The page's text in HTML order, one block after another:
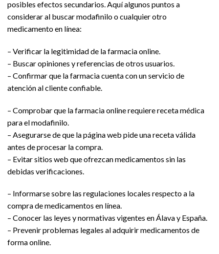
posibles efectos secundarios. Aquí algunos puntos a
considerar al buscar modafinilo o cualquier otro
medicamento en línea:
– Verificar la legitimidad de la farmacia online.
– Buscar opiniones y referencias de otros usuarios.
– Confirmar que la farmacia cuenta con un servicio de
atención al cliente confiable.
– Comprobar que la farmacia online requiere receta médica
para el modafinilo.
– Asegurarse de que la página web pide una receta válida
antes de procesar la compra.
– Evitar sitios web que ofrezcan medicamentos sin las
debidas verificaciones.
– Informarse sobre las regulaciones locales respecto a la
compra de medicamentos en línea.
– Conocer las leyes y normativas vigentes en Álava y España.
– Prevenir problemas legales al adquirir medicamentos de
forma online.